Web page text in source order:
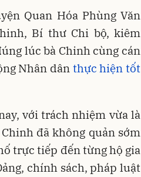
Quan Hóa Phùng Văn
Bí thư Chi bộ, kiêm
lúc bà Chinh cùng cán
Nhân dân thực hiện tốt
với trách nhiệm vừa là
đã không quản sớm
trực tiếp đến từng hộ gia
chính sách, pháp luật